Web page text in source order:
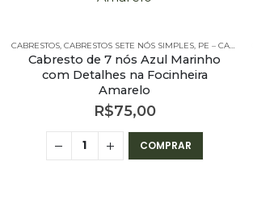
,PE – CABRESTOS - 7 NÓS SIMPLES
CABRESTOS, CABRESTOS SETE NÓS SIMPLES, PE – CABRESTOS
Cabresto de 7 nós Azul Marinho
com Detalhes na Focinheira
Amarelo
R$75,00
COMPRAR